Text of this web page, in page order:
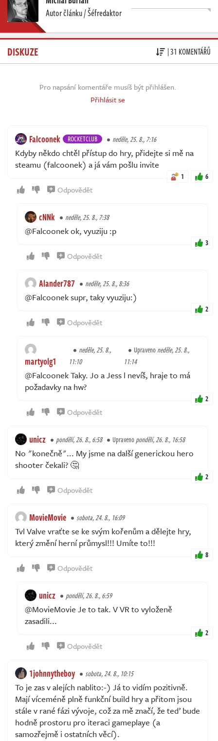
Autor článku / Šéfredaktor
DISKUZE | 31 KOMENTÁŘŮ
Pro napsání komentáře musíš být přihlášen.
Přihlásit se
Falcoonek ROCKETCLUB neděle, 25. 8., 7:16
Kdyby někdo chtěl přístup do hry, přidejte si mě na
steamu (falcoonek) a já vám pošlu invite
1 6
Odpovědět
cNNk neděle, 25. 8., 7:38
@Falcoonek ok, vyuziju :p
3
Odpovědět
Alander787 neděle, 25. 8., 8:36
@Falcoonek supr, taky vyuziju:)
2
Odpovědět
martyolg1
neděle, 25. 8.,
11:10
Upravenoneděle, 25. 8.,
11:14
@Falcoonek Taky. Jo a Jess l nevíš, hraje to má
požadavky na hw?
2
Odpovědět
unicz pondělí, 26. 8., 6:58 Upravenopondělí, 26. 8., 16:58
No "konečně"... My jsme na další generickou hero
shooter čekali? 🤔
2
Odpovědět
MovieMovie sobota, 24. 8., 16:09
Tvl Valve vraťte se ke svým kořenům a dělejte hry,
který změní herní průmysl!!! Umíte to!!!
8
Odpovědět
unicz pondělí, 26. 8., 6:59
@MovieMovie Je to tak. V VR to vyloženě
zasadili...
2
Odpovědět
1johnnytheboy sobota, 24. 8., 10:15
To je zas v alejích nablito:-) Já to vidím pozitivně.
Mají víceméně plně funkční build hry a přitom jsou
stále v rané fázi vývoje, což za mě značí, že teď bude
hodně prostoru pro iteraci gameplaye (a
samozřejmě i ostatních věcí).